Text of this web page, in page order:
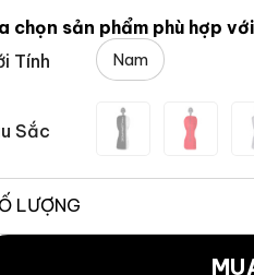
là:
962,182 ₫.
chọn sản phẩm phù hợp
Tính
Nam
Sắc
LƯỢNG
bọc gậy Rescue Slim số lượng